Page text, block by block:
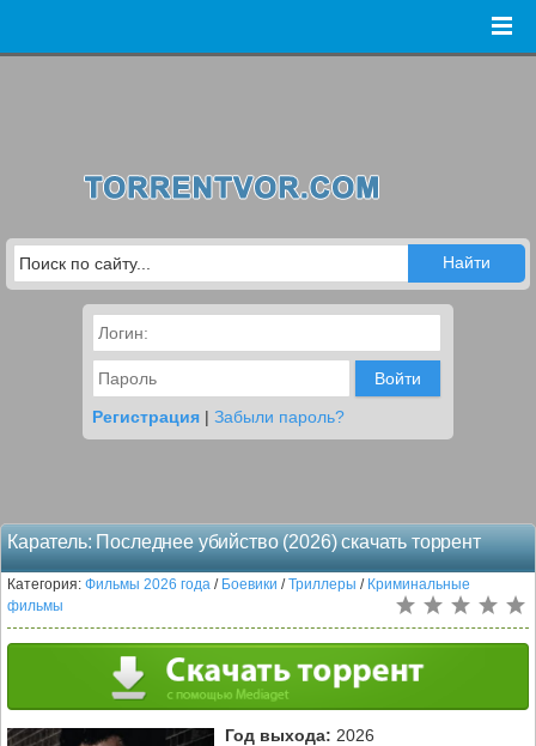
Войти
Регистрация | Забыли пароль?
Каратель: Последнее убийство (2026) скачать торрент
Категория: Фильмы 2026 года / Боевики /Триллеры / Криминальные
фильмы
Год выхода: 2026